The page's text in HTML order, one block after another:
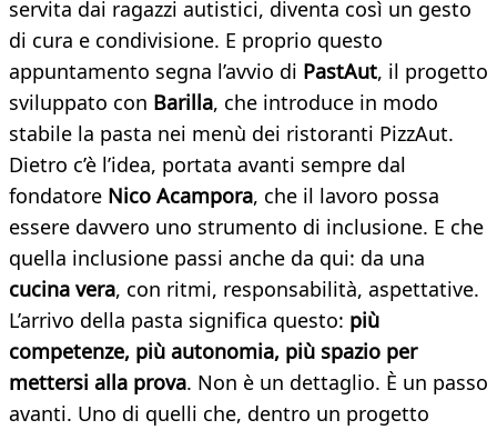
servita dai ragazzi autistici, diventa così un gesto
di cura e condivisione. E proprio questo
appuntamento segna l’avvio di PastAut, il progetto
sviluppato con Barilla, che introduce in modo
stabile la pasta nei menù dei ristoranti PizzAut.
Dietro c’è l’idea, portata avanti sempre dal
fondatore Nico Acampora, che il lavoro possa
essere davvero uno strumento di inclusione. E che
quella inclusione passi anche da qui: da una
cucina vera, con ritmi, responsabilità, aspettative.
L’arrivo della pasta significa questo: più
competenze, più autonomia, più spazio per
mettersi alla prova. Non è un dettaglio. È un passo
avanti. Uno di quelli che, dentro un progetto